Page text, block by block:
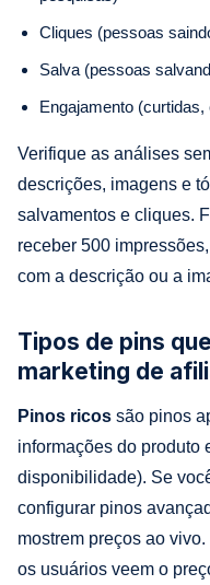
Cliques (pessoas
Salva (pessoas
Engajamento
Verifique as análises
descrições, imagens e
salvamentos e cliques.
receber 500
com a descrição ou a
Tipos de pins
marketing de
Pinos ricos são pinos
informações do produto
disponibilidade). Se
configurar pinos
mostrem preços ao
os usuários veem o